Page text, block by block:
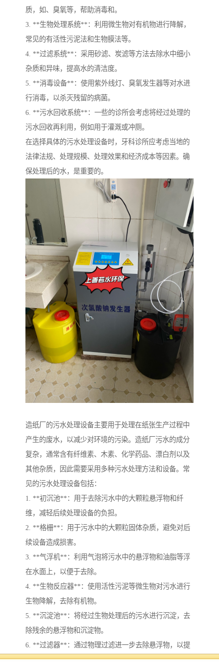
质，如、臭氧等，帮助消毒和。
3. **生物处理系统**：利用微生物对有机物进行降解，
常见的有活性污泥法和生物膜法等。
4. **过滤系统**：采用砂滤、炭滤等方法去除水中细小
杂质和异味，提高水的清洁度。
5. **消毒设备**：使用紫外线灯、臭氧发生器等对水进
行消毒，以杀灭残留的病菌。
6. **污水回收系统**：一些的诊所会考虑将经过处理的
污水回收再利用，例如用于灌溉或冲厕。
在选择具体的污水处理设备时，牙科诊所应考虑当地的
法律法规、处理规模、处理效果和经济成本等因素。确
保处理后的水，是重要的。
造纸厂的污水处理设备主要用于处理在纸张生产过程中
产生的废水，以减少对环境的污染。造纸厂污水的成分
复杂，通常含有纤维素、木素、化学药品、漂白剂以及
其他杂质，因此需要采用多种污水处理方法和设备。常
见的污水处理设备包括：
1. **初沉池**：用于去除污水中的大颗粒悬浮物和纤
维，减轻后续处理设备的负担。
2. **格栅**：用于污水中的大颗粒固体杂质，避免对后
续设备造成损害。
3. **气浮机**：利用气泡将污水中的悬浮物和油脂等浮
在水面上，以便于去除。
4. **生物反应器**：使用活性污泥等微生物对污水进行
生物降解，去除有机物。
5. **沉淀池**：将经过生物处理后的污水进行沉淀，去
除残余的悬浮物和沉淀物。
6. **过滤器**：通过物理过滤进一步去除悬浮物，以提
高水质。